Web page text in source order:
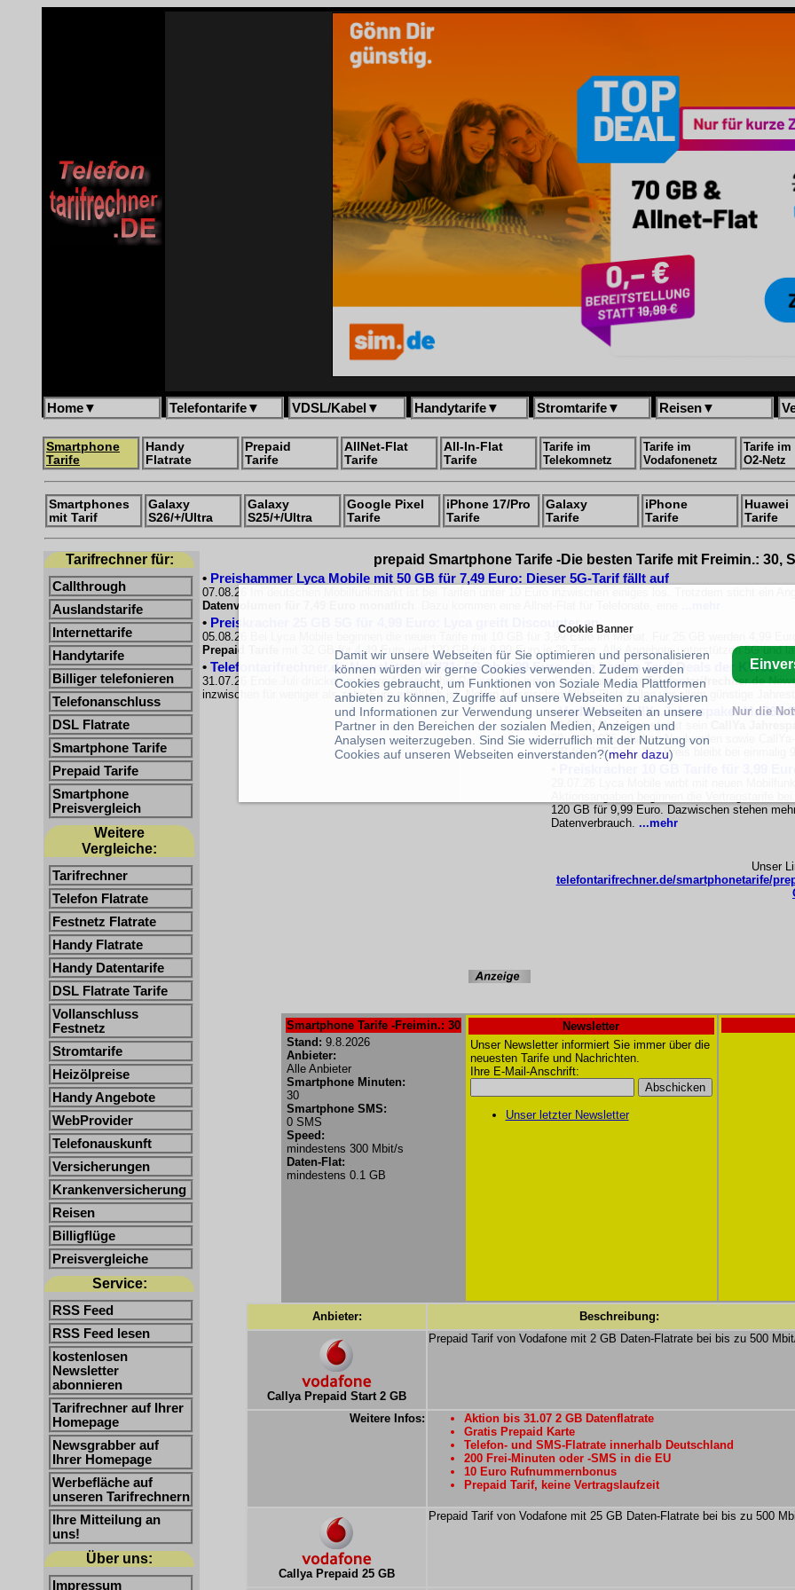
Home▼ Telefontarife▼ VDSL/Kabel ▼ Handytarife▼ Stromtarife▼ Reisen▼
Smartphone
Tarife
Handy
Flatrate
Prepaid
Tarife
AllNet-Flat
Tarife
All-In-Flat
Tarife
Tarife im
Telekomnetz
Tarife im
Vodafonenetz
Tarife im
O2-Netz
Smartphones
mit Tarif
Galaxy
S26/+/Ultra
Galaxy
S25/+/Ultra
Google Pixel
Tarife
iPhone 17/Pro
Tarife
Galaxy
Tarife
iPhone
Tarife
Huawei
Tarife
Tarifrechner für:
Callthrough
Auslandstarife
Internettarife
Handytarife
Billiger telefonieren
Telefonanschluss
DSL Flatrate
Smartphone Tarife
Prepaid Tarife
Smartphone
Preisvergleich
Weitere
Vergleiche:
Tarifrechner
Telefon Flatrate
Festnetz Flatrate
Handy Flatrate
Handy Datentarife
DSL Flatrate Tarife
Vollanschluss
Festnetz
Stromtarife
Heizölpreise
Handy Angebote
WebProvider
Telefonauskunft
Versicherungen
Krankenversicherung
Reisen
Billigflüge
Preisvergleiche
Service:
RSS Feed
RSS Feed lesen
kostenlosen
Newsletter
abonnieren
Tarifrechner auf Ihrer
Homepage
Newsgrabber auf
Ihrer Homepage
Werbefläche auf
unseren Tarifrechnern
Ihre Mitteilung an
uns!
Über uns:
Impressum
prepaid Smartphone Tarife -Die besten Tarife mit Freimin.: 30,
• Preishammer Lyca Mobile mit 50 GB für 7,49 Euro: Dieser 5G-Tarif fällt auf
07.08.26 Im deutschen Mobilfunkmarkt ist bei Tarifen unter 10 Euro inzwischen einiges los. Trotzdem sticht ein
Datenvolumen für 7,49 Euro monatlich
• Preiskracher 25 GB 5G für 4,99 Euro: Lyca greift Discounter an
05.08.26 Bei Lyca Mobile beginnen die neuen Tarife mit 10 GB für 3,99 Euro im Monat. Für 25 GB werden 4,99
Prepaid Tarife
mit 32 GB für 4,49 Euro und 120 GB für 9,99 Euro je 28 Tage. Alle Angebote unterstützen 5G und
• Telefontarifrechner.de Newsletter KW31: 5G ab 3,99 Euro --Die besten Tarif-Deals der KW31
31.07.26 Ende Juli drücken mehrere Anbieter ihre Preise noch einmal nach unten. DerTelefontarifrechner.de
inzwischen für weniger als zehn Euro erhältlich ist. Neben klassischen Allnet-Flats fallen vor allem günstige
•Vodafone CallYa Jahrespaket M: 365
29.07.26 Vodafone stockt sein
29. Juli 2026 erhalten Neukunden sowie
GB für 365 Tage. Der Preis bleibt bei einmalig
Preiskracher 10 GB Tarife für 3,99
29.07.26 Lyca Mobile wirbt mit neuen
Aktionsangaben beginnen die Vertragstarife
120 GB für 9,99 Euro. Dazwischen stehen
Datenverbrauch. ...mehr
Unser
telefontarifrechner.de/smartphonetarife/
Smartphone Tarife -Freimin.: 30
Stand: 9.8.2026
Anbieter:
Alle Anbieter
Smartphone Minuten:
30
Smartphone SMS:
0 SMS
Speed:
mindestens 300 Mbit/s
Daten-Flat:
mindestens 0.1 GB
Newsletter
Unser Newsletter informiert Sie immer über die
neuesten Tarife und Nachrichten.
Ihre E-Mail-Anschrift:
Unser letzter Newsletter
Anbieter: Beschreibung:
Callya Prepaid Start 2 GB
Prepaid Tarif von Vodafone mit 2 GB Daten-Flatrate bei bis zu 500
Weitere Infos:
Aktion bis 31.07 2 GB Datenflatrate
Gratis Prepaid Karte
Telefon- und SMS-Flatrate innerhalb Deutschland
200 Frei-Minuten oder -SMS in die EU
10 Euro Rufnummernbonus
Prepaid Tarif, keine Vertragslaufzeit
Callya Prepaid 25 GB
Prepaid Tarif von Vodafone mit 25 GB Daten-Flatrate bei bis zu 500
Cookie Banner
Damit wir unsere Webseiten für Sie optimieren und personalisieren
können würden wir gerne Cookies verwenden. Zudem werden
Cookies gebraucht, um Funktionen von Soziale Media Plattformen
anbieten zu können, Zugriffe auf unsere Webseiten zu analysieren
und Informationen zur Verwendung unserer Webseiten an unsere
Partner in den Bereichen der sozialen Medien, Anzeigen und
Analysen weiterzugeben. Sind Sie widerruflich mit der Nutzung von
Cookies auf unseren Webseiten einverstanden?(mehr dazu)
Nur die